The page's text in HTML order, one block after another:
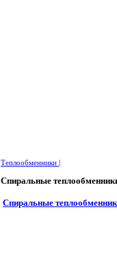
Теплообменники |
Спиральные
Спиральные